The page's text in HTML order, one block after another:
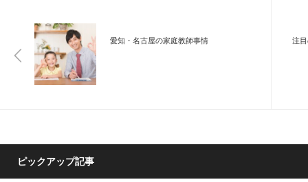
愛知・名古屋の家庭教師事情 注
ピックアップ記事